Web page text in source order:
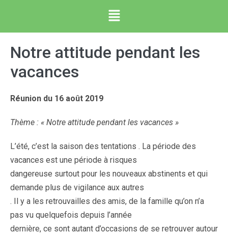
Notre attitude pendant les
vacances
Réunion du 16 août 2019
Thème : « Notre attitude pendant les vacances »
L’été, c’est la saison des tentations . La période des
vacances est une période à risques
dangereuse surtout pour les nouveaux abstinents et qui
demande plus de vigilance aux autres
. Il y a les retrouvailles des amis, de la famille qu’on n’a
pas vu quelquefois depuis l’année
dernière, ce sont autant d’occasions de se retrouver autour